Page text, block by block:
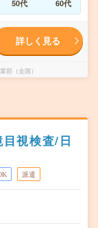
50代 60代
詳しく見る
部（全国）
目視検査/日
派遣